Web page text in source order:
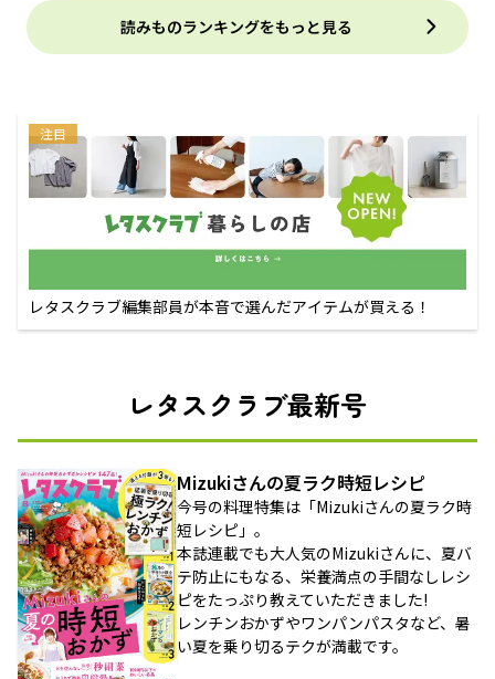
読みものランキングをもっと見る
注目
レタスクラブ編集部員が本音で選んだアイテムが買える！
レタスクラブ最新号
Mizukiさんの夏ラク時短レシピ
今号の料理特集は「Mizukiさんの夏ラク時
短レシピ」。
本誌連載でも大人気のMizukiさんに、夏バ
テ防止にもなる、栄養満点の手間なしレシ
ピをたっぷり教えていただきました!
レンチンおかずやワンパンパスタなど、暑
い夏を乗り切るテクが満載です。